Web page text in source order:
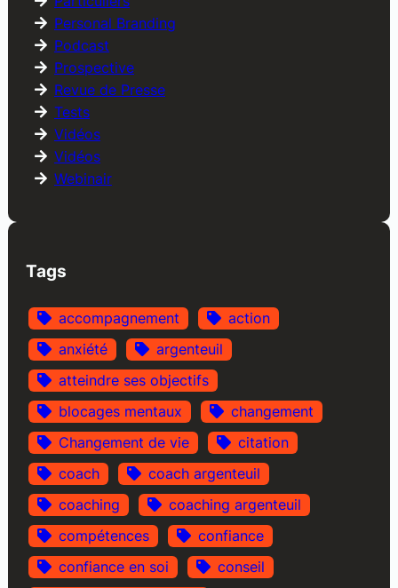
Personal Branding
Podcast
Prospective
Revue de Presse
Tests
Vidéos
Vidéos
Webinair
Tags
accompagnement
action
anxiété
argenteuil
atteindre ses objectifs
blocages mentaux
changement
Changement de vie
citation
coach
coach argenteuil
coaching
coaching argenteuil
compétences
confiance
confiance en soi
conseil